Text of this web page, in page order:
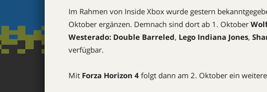
Im Rahmen von Inside Xbox wurde gestern
Oktober ergänzen. Demnach sind dort ab 1. Oktober
Westerado: Double Barreled, Lego Indiana Jones,
verfügbar.
Mit Forza Horizon 4 folgt dann am 2. Oktober ein